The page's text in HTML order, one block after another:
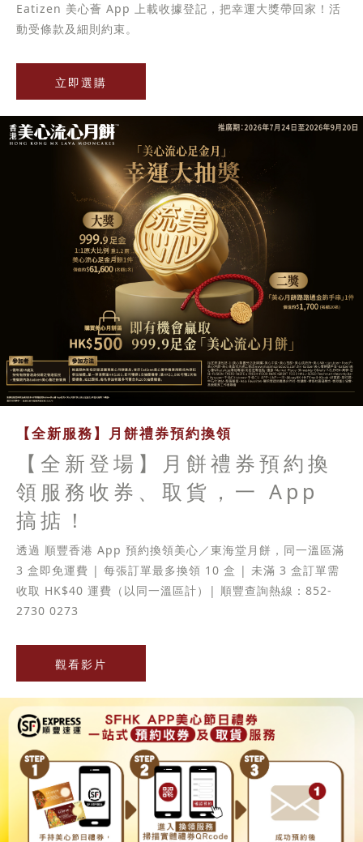
Eatizen 美心薈 App 上載收據登記，把幸運大獎帶回家！活
動受條款及細則約束。
立即選購
【全新服務】月餅禮券預約換領
【全新登場】月餅禮券預約換
領服務收券、取貨，一 App
搞掂！
透過 順豐香港 App 預約換領美心／東海堂月餅，同一溫區滿
3 盒即免運費 | 每張訂單最多換領 10 盒 | 未滿 3 盒訂單需
收取 HK$40 運費（以同一溫區計）| 順豐查詢熱線：852-
2730 0273
觀看影片